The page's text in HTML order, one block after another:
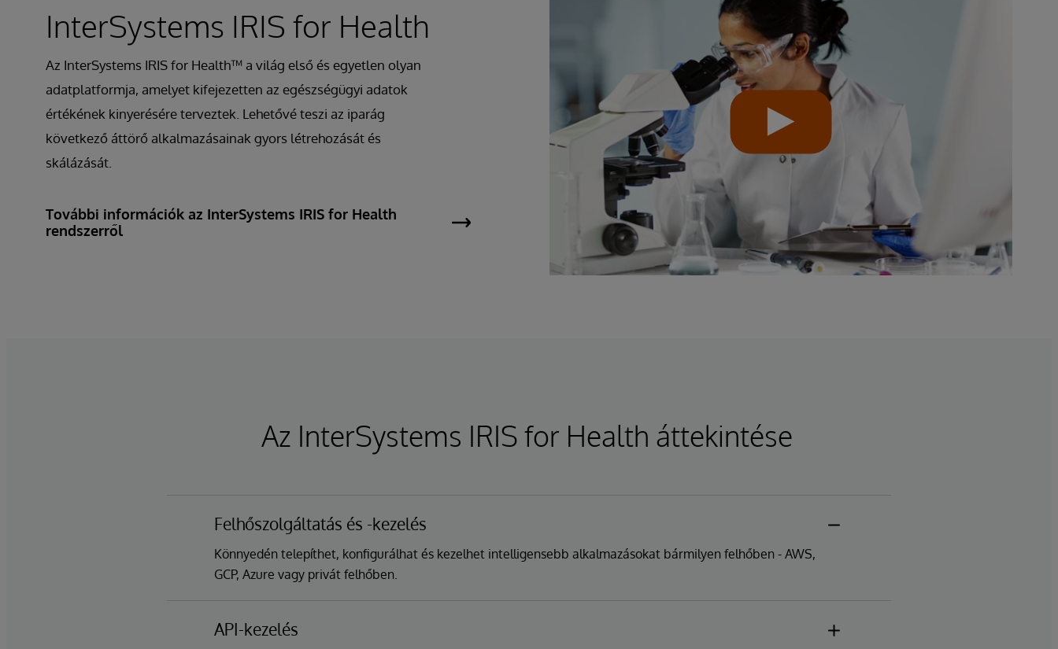
InterSystems IRIS for Health
Az InterSystems IRIS for Health™ a világ első és egyetlen olyan
adatplatformja, amelyet kifejezetten az egészségügyi adatok
értékének kinyerésére terveztek. Lehetővé teszi az iparág
következő áttörő alkalmazásainak gyors létrehozását és
skálázását.
További információk az InterSystems IRIS for Health
rendszerről
Az InterSystems IRIS for Health áttekintése
Felhőszolgáltatás és -kezelés
Könnyedén telepíthet, konfigurálhat és kezelhet intelligensebb alkalmazásokat bármilyen felhőben - AWS,
GCP, Azure vagy privát felhőben.
API-kezelés